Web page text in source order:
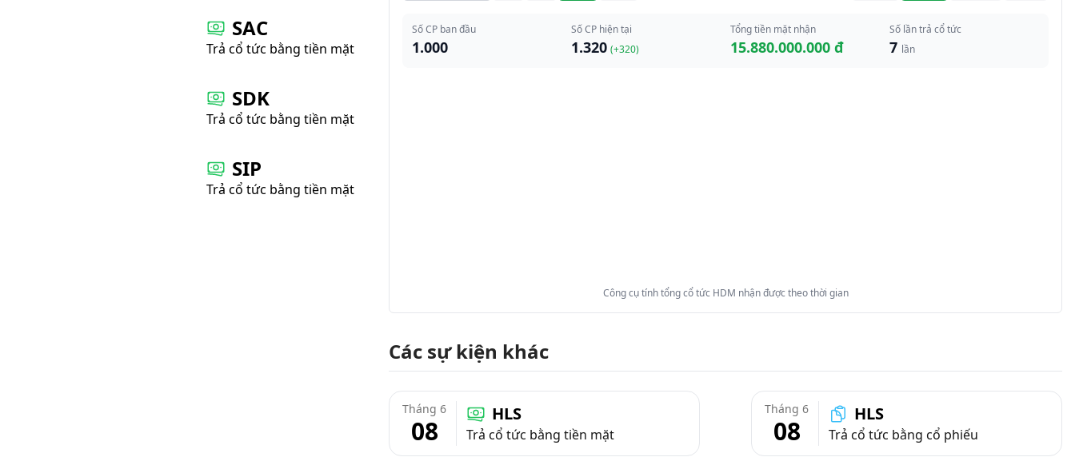
SAC
Trả cổ tức bằng tiền mặt
SDK
Trả cổ tức bằng tiền mặt
SIP
Trả cổ tức bằng tiền mặt
Số CP ban đầu
1.000
Số CP hiện tại
1.320 (+320)
Tổng tiền mặt nhận
15.880.000.000 đ
Số lần trả cổ tức
7 lần
Công cụ tính tổng cổ tức HDM nhận được theo thời gian
Các sự kiện khác
Tháng 6
08
HLS
Trả cổ tức bằng tiền mặt
Tháng 6
08
HLS
Trả cổ tức bằng cổ phiếu